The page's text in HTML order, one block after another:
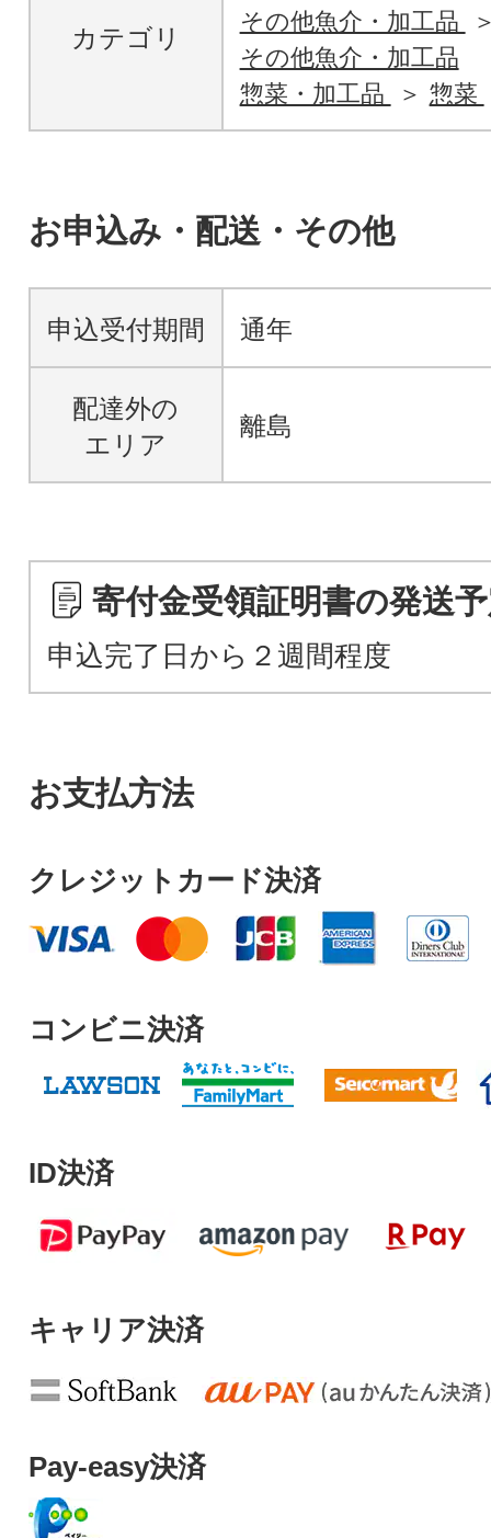
カテゴリ
その他魚介・加工品
その他魚介・加工品
惣菜・加工品
惣菜
お申込み・配送・その他
申込受付期間 通年
配達外の
エリア
離島
寄付金受領証明書の発送
申込完了日から２週間程度
お支払方法
クレジットカード決済
コンビニ決済
ID決済
キャリア決済
Pay-easy決済